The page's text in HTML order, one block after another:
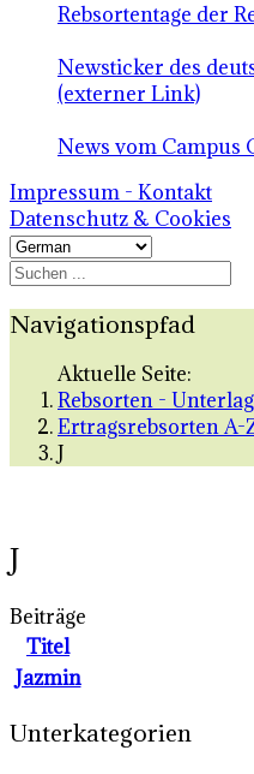
Rebsortentage der
Newsticker des
(externer Link)
News vom Campus
Impressum - Kontakt
Datenschutz & Cookies
Navigationspfad
Aktuelle Seite:
Rebsorten -
Ertragsrebsorten A-
J
J
Beiträge
Titel
Jazmin
Unterkategorien